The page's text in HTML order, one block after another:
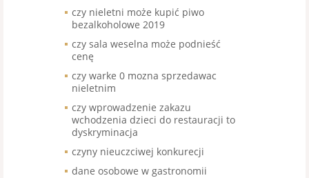
czy nieletni może kupić piwo
bezalkoholowe 2019
czy sala weselna może podnieść
cenę
czy warke 0 mozna sprzedawac
nieletnim
czy wprowadzenie zakazu
wchodzenia dzieci do restauracji to
dyskryminacja
czyny nieuczciwej konkurecji
dane osobowe w gastronomii